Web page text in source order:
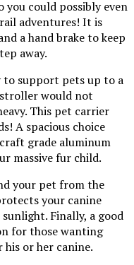
you could possibly even
adventures! It is
a hand brake to keep
away.
to support pets up to a
would not
This pet carrier
A spacious choice
grade aluminum
massive fur child.
your pet from the
your canine
Finally, a good
for those wanting
or her canine.